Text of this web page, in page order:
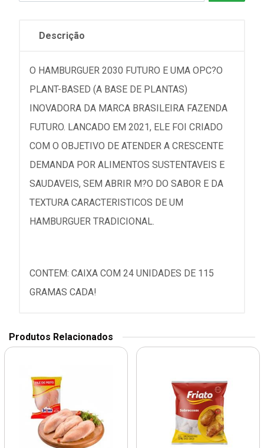
Descrição
O HAMBURGUER 2030 FUTURO E UMA OPC?O
PLANT-BASED (A BASE DE PLANTAS)
INOVADORA DA MARCA BRASILEIRA FAZENDA
FUTURO. LANCADO EM 2021, ELE FOI CRIADO
COM O OBJETIVO DE ATENDER A CRESCENTE
DEMANDA POR ALIMENTOS SUSTENTAVEIS E
SAUDAVEIS, SEM ABRIR M?O DO SABOR E DA
TEXTURA CARACTERISTICOS DE UM
HAMBURGUER TRADICIONAL.
CONTEM: CAIXA COM 24 UNIDADES DE 115
GRAMAS CADA!
Produtos Relacionados